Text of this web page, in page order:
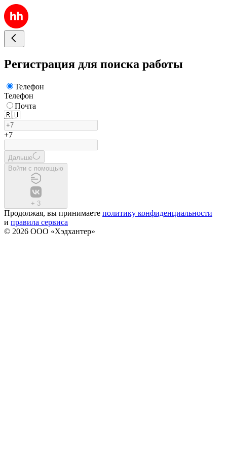
Регистрация для поиска работы
Телефон
Телефон
Почта
🇷🇺
+7
Дальше
Войти с помощью
+ 3
Продолжая, вы принимаете политику конфиденциальности
и правила сервиса
© 2026 ООО «Хэдхантер»